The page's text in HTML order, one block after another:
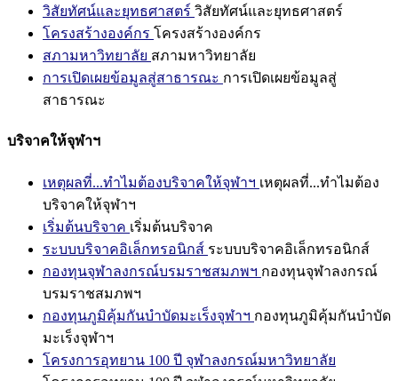
วิสัยทัศน์และยุทธศาสตร์ วิสัยทัศน์และยุทธศาสตร์
โครงสร้างองค์กร โครงสร้างองค์กร
สภามหาวิทยาลัย สภามหาวิทยาลัย
การเปิดเผยข้อมูลสู่สาธารณะ การเปิดเผยข้อมูลสู่
สาธารณะ
บริจาคให้จุฬาฯ
เหตุผลที่...ทำไมต้องบริจาคให้จุฬาฯ เหตุผลที่...ทำไมต้อง
บริจาคให้จุฬาฯ
เริ่มต้นบริจาค เริ่มต้นบริจาค
ระบบบริจาคอิเล็กทรอนิกส์ ระบบบริจาคอิเล็กทรอนิกส์
กองทุนจุฬาลงกรณ์บรมราชสมภพฯ กองทุนจุฬาลงกรณ์
บรมราชสมภพฯ
กองทุนภูมิคุ้มกันบำบัดมะเร็งจุฬาฯ กองทุนภูมิคุ้มกันบำบัด
มะเร็งจุฬาฯ
โครงการอุทยาน 100 ปี จุฬาลงกรณ์มหาวิทยาลัย